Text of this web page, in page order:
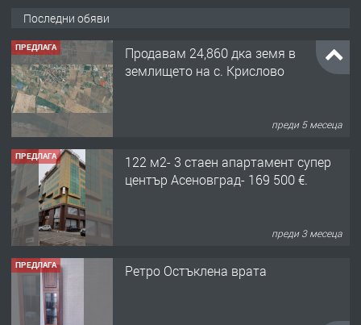
Последни обяви
ПРЕДЛАГА
Продавам 24,860 дка земя в
землището на с. Крислово
преди 5 месеца
ПРЕДЛАГА
122 м2- 3 стаен апартамент супер
център Асеновград- 169 500 €.
преди 3 месеца
ПРЕДЛАГА Ретро Остъклена врата